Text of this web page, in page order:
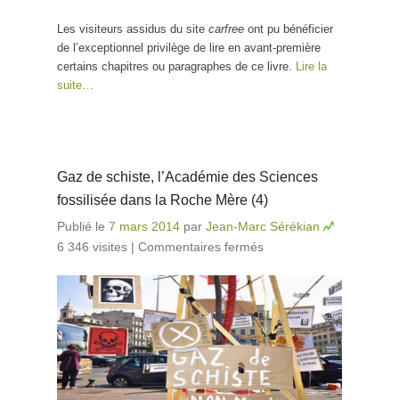
Les visiteurs assidus du site carfree ont pu bénéficier
de l’exceptionnel privilège de lire en avant-première
certains chapitres ou paragraphes de ce livre. Lire la
suite…
Gaz de schiste, l’Académie des Sciences
fossilisée dans la Roche Mère (4)
Publié le 7 mars 2014 par Jean-Marc Sérékian
6 346 visites | Commentaires fermés
l’Académie des
Sciences
fossilisée dans la
Roche Mère (4)